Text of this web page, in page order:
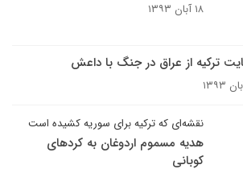
۱۸ آبان ۱۳۹۳
ترکیه از عراق در جنگ با داعش
نقشه‌ای که ترکیه برای سوریه کشیده است
هدیه مسموم اردوغان به کردهای
کوبانی